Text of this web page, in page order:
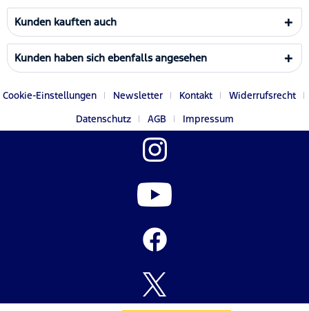
Kunden kauften auch
Kunden haben sich ebenfalls angesehen
Cookie-Einstellungen Newsletter Kontakt
Widerrufsrecht
Datenschutz
AGB Impressum